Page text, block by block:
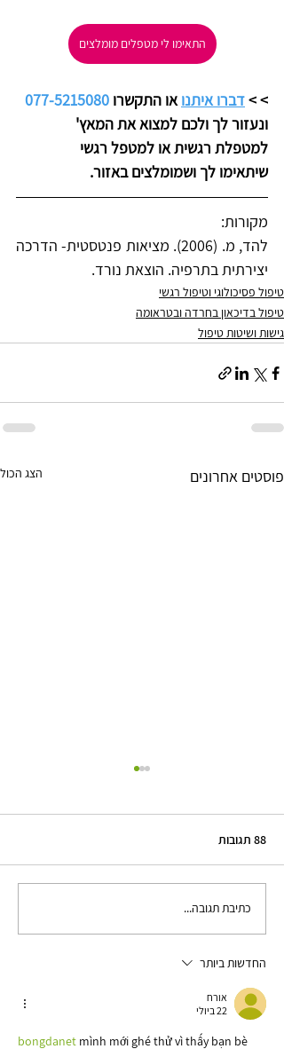
התאימו לי מטפלים מומלצים
>
> דברו איתנו או התקשרו 077-5215080
ונעזור לך ולכם למצוא את המאץ'
למטפלת רגשית או למטפל רגשי
שיתאימו לך ושמומלצים באזור.
מקורות:
יצירתית בתרפיה. הוצאת נורד.
טיפול פסיכולוגי וטיפול רגשי
טיפול בדיכאון בחרדה ובטראומה
גישות ושיטות טיפול
פוסטים אחרונים הצג הכול
למה תקשורת בזוגיות ועם עצמי
היא המפתח לשיפור מערכות
תקשורת
88 תגובות
כתיבת תגובה...
החדשות ביותר
אורח
22 ביולי
bongdanet mình mới ghé thử vì thấy bạn bè